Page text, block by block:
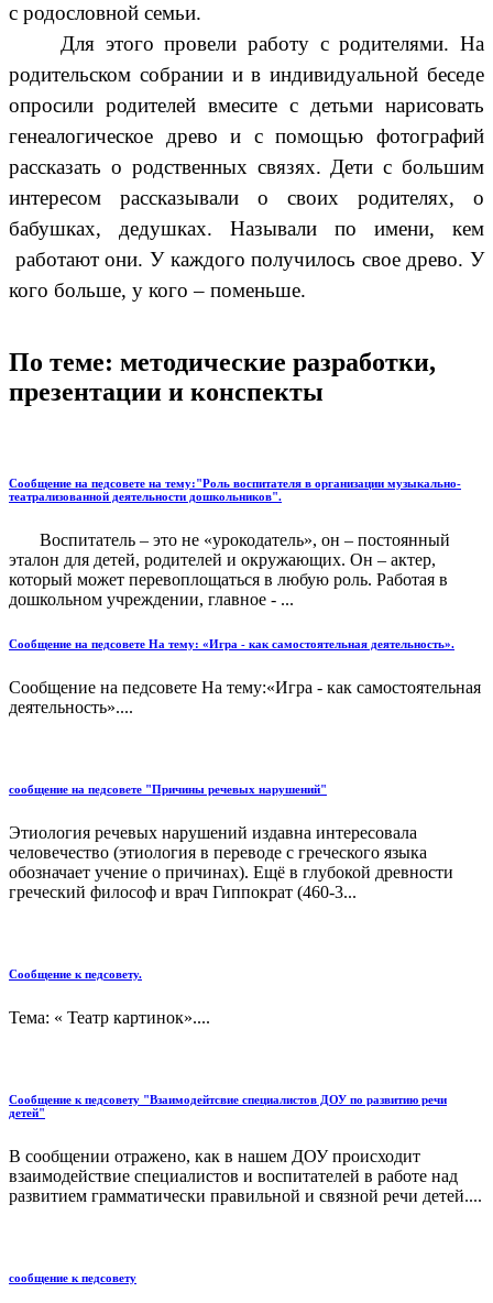
с родословной семьи.
Для этого провели работу с родителями. На
родительском собрании и в индивидуальной беседе
опросили родителей вмесите с детьми нарисовать
генеалогическое древо и с помощью фотографий
рассказать о родственных связях. Дети с большим
интересом рассказывали о своих родителях, о
бабушках, дедушках. Называли по имени, кем
работают они. У каждого получилось свое древо. У
кого больше, у кого – поменьше.
По теме: методические разработки,
презентации и конспекты
Сообщение на педсовете на тему:"Роль воспитателя в организации музыкально-
театрализованной деятельности дошкольников".
Воспитатель – это не «урокодатель», он – постоянный
эталон для детей, родителей и окружающих. Он – актер,
который может перевоплощаться в любую роль. Работая в
дошкольном учреждении, главное - ...
Сообщение на педсовете На тему: «Игра - как самостоятельная деятельность».
Сообщение на педсовете На тему:«Игра - как самостоятельная
деятельность»....
сообщение на педсовете "Причины речевых нарушений"
Этиология речевых нарушений издавна интересовала
человечество (этиология в переводе с греческого языка
обозначает учение о причинах). Ещё в глубокой древности
греческий философ и врач Гиппократ (460-3...
Сообщение к педсовету.
Тема: « Театр картинок»....
Сообщение к педсовету "Взаимодейтсвие специалистов ДОУ по развитию речи
детей"
В сообщении отражено, как в нашем ДОУ происходит
взаимодействие специалистов и воспитателей в работе над
развитием грамматически правильной и связной речи детей....
сообщение к педсовету